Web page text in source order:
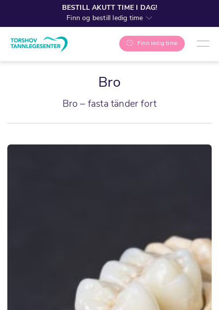
BESTILL AKUTT TIME I DAG!
Finn og bestill ledig time
Finn ledig time
Bro
Bro – fasta tänder fort